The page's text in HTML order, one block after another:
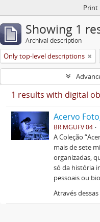
Print
Showing 1
Archival description
Only top-level descriptions
1 results with digital
BR MGUFV 04
A Coleção
mais de sete
organizadas,
só da história
pessoais ou
Através dessas